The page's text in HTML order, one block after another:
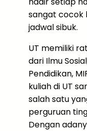
sangat cocok
jadwal sibuk.
UT memiliki
dari Ilmu
Pendidikan,
kuliah di UT
salah satu
perguruan
Dengan